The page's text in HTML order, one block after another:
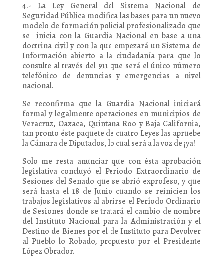
4.- La Ley General del Sistema Nacional de
Seguridad Pública modifica las bases para un nuevo
modelo de formación policial profesionalizado que
se inicia con la Guardia Nacional en base a una
doctrina civil y con la que empezará un Sistema de
Información abierto a la ciudadanía para que lo
consulte al través del 911 que será el único número
telefónico de denuncias y emergencias a nivel
nacional.
Se reconfirma que la Guardia Nacional iniciará
formal y legalmente operaciones en municipios de
Veracruz, Oaxaca, Quintana Roo y Baja California,
tan pronto éste paquete de cuatro Leyes las apruebe
la Cámara de Diputados, lo cual será a la voz de ¡ya!
Solo me resta anunciar que con ésta aprobación
legislativa concluyó el Período Extraordinario de
Sesiones del Senado que se abrió exprofeso, y que
será hasta el 18 de Junio cuando se reinicien los
trabajos legislativos al abrirse el Período Ordinario
de Sesiones donde se tratará el cambio de nombre
del Instituto Nacional para la Administración y el
Destino de Bienes por el de Instituto para Devolver
al Pueblo lo Robado, propuesto por el Presidente
López Obrador.